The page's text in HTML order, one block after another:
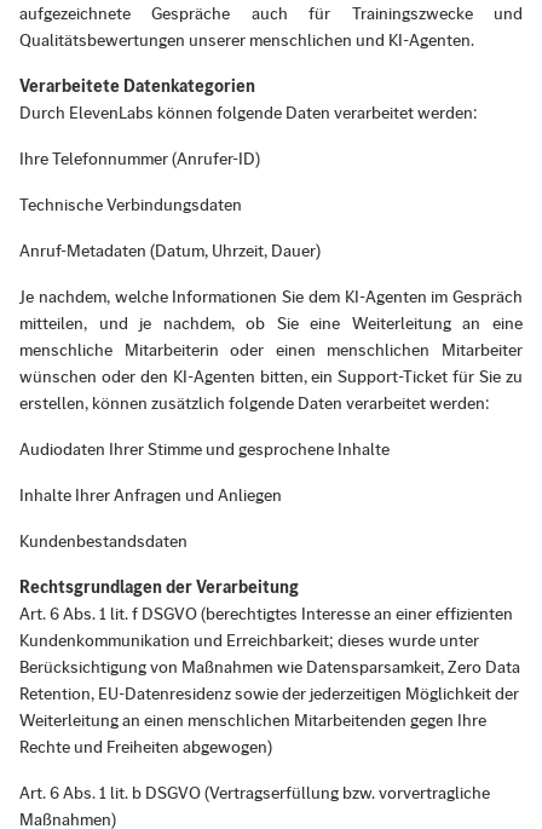
aufgezeichnete Gespräche auch für Trainingszwecke und
Qualitätsbewertungen unserer menschlichen und KI-Agenten.
Verarbeitete Datenkategorien
Durch ElevenLabs können folgende Daten verarbeitet werden:
Ihre Telefonnummer (Anrufer-ID)
Technische Verbindungsdaten
Anruf-Metadaten (Datum, Uhrzeit, Dauer)
Je nachdem, welche Informationen Sie dem KI-Agenten im Gespräch
mitteilen, und je nachdem, ob Sie eine Weiterleitung an eine
menschliche Mitarbeiterin oder einen menschlichen Mitarbeiter
wünschen oder den KI-Agenten bitten, ein Support-Ticket für Sie zu
erstellen, können zusätzlich folgende Daten verarbeitet werden:
Audiodaten Ihrer Stimme und gesprochene Inhalte
Inhalte Ihrer Anfragen und Anliegen
Kundenbestandsdaten
Rechtsgrundlagen der Verarbeitung
Art. 6 Abs. 1 lit. f DSGVO (berechtigtes Interesse an einer effizienten
Kundenkommunikation und Erreichbarkeit; dieses wurde unter
Berücksichtigung von Maßnahmen wie Datensparsamkeit, Zero Data
Retention, EU-Datenresidenz sowie der jederzeitigen Möglichkeit der
Weiterleitung an einen menschlichen Mitarbeitenden gegen Ihre
Rechte und Freiheiten abgewogen)
Art. 6 Abs. 1 lit. b DSGVO (Vertragserfüllung bzw. vorvertragliche
Maßnahmen)